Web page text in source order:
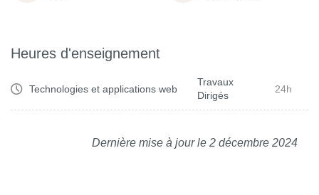
Heures d'enseignement
Technologies et applications web
Travaux
Dirigés
24h
Dernière mise à jour le 2 décembre 2024